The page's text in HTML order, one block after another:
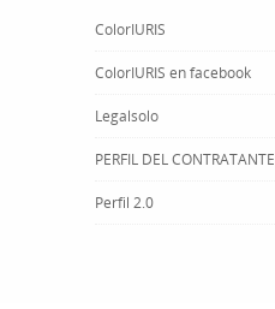
ColorIURIS
ColorIURIS en facebook
Legalsolo
PERFIL DEL CONTRATANTE
Perfil 2.0